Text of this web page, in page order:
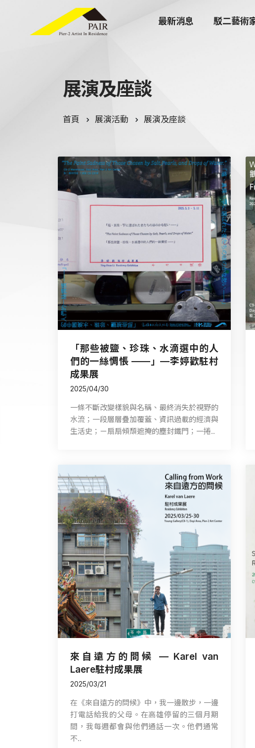
最新消息 駁二藝術
展演及座談
首頁 展演活動 展演及座談
「那些被鹽、珍珠、水滴選中的人
們的一絲惆悵 ——」—李婷歡駐村
成果展
2025/04/30
一條不斷改變樣貌與名稱、最終消失於視野的
水流；一段層層疊加覆蓋、資訊過載的經濟與
生活史；ㄧ扇扇傾頹遮掩的塵封鐵門；一捲..
來自遠方的問候 — Karel van
Laere駐村成果展
2025/03/21
在《來自遠方的問候》中，我一邊散步，一邊
打電話給我的父母。在高雄停留的三個月期
間，我每週都會與他們通話一次。他們通常
不..